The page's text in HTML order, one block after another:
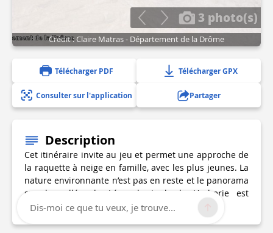
3 photo(s)
Crédit : Claire Matras - Département de la Drôme
Télécharger PDF Télécharger GPX
Consulter sur l'application Partager
Description
Cet itinéraire invite au jeu et permet une approche de
la raquette à neige en famille, avec les plus jeunes. La
nature environnante n’est pas en reste et le panorama
sur la vallée de Léoncel et de la Vacherie est
splendide.
Dis-moi ce que tu veux, je trouve...